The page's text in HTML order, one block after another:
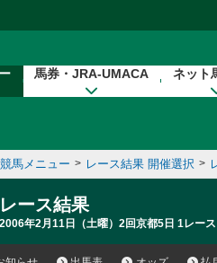
馬券・JRA-UMACA ネット
競馬メニュー > レース結果 開催選択 >
レース結果
2006年2月11日（土曜）2回京都5日 1レース